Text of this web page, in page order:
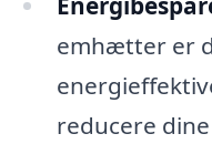
emhætter er
reducere